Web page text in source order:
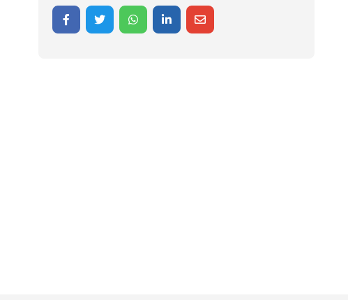
Share on Facebook
Share on Twitter
Share on WhatsApp
Share on LinkedIn
Share on Mail